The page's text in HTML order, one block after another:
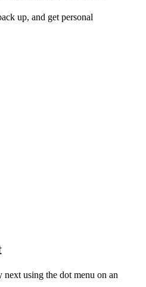
up, and get personal
next using the dot menu on an